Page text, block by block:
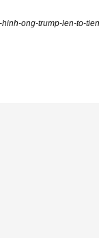
ong-trump-len-to-